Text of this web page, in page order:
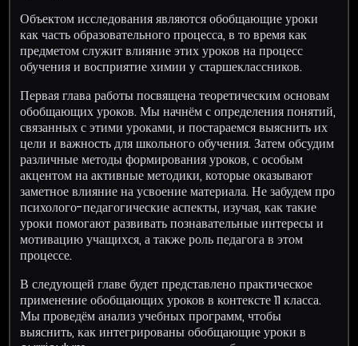
Объектом исследования являются обобщающие уроки
как часть образовательного процесса, в то время как
предметом служит влияние этих уроков на процесс
обучения и восприятие химии у старшеклассников.
Первая глава работы посвящена теоретическим основам
обобщающих уроков. Мы начнём с определения понятий,
связанных с этими уроками, и постараемся выяснить их
цели и важность для школьного обучения. Затем обсудим
различные методы формирования уроков, с особым
акцентом на активные методики, которые оказывают
заметное влияние на усвоение материала. Не забудем про
психолого-педагогические аспекты, изучая, как такие
уроки помогают развивать познавательные интересы и
мотивацию учащихся, а также роль педагога в этом
процессе.
В следующей главе будет представлено практическое
применение обобщающих уроков в контексте 11 класса.
Мы проведём анализ учебных программ, чтобы
выяснить, как интегрированы обобщающие уроки в